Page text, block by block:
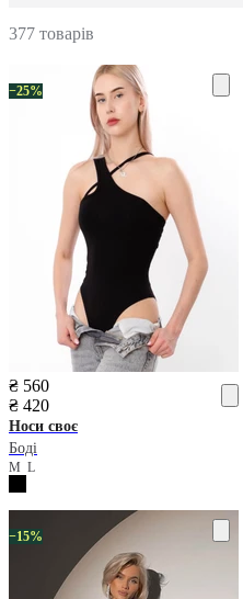
377 товарів
−25%
₴ 560
₴ 420
Носи своє
Боді
M L
−15%